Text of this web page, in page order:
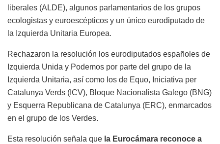
liberales (ALDE), algunos parlamentarios de los grupos
ecologistas y euroescépticos y un único eurodiputado de
la Izquierda Unitaria Europea.
Rechazaron la resolución los eurodiputados españoles de
Izquierda Unida y Podemos por parte del grupo de la
Izquierda Unitaria, así como los de Equo, Iniciativa per
Catalunya Verds (ICV), Bloque Nacionalista Galego (BNG)
y Esquerra Republicana de Catalunya (ERC), enmarcados
en el grupo de los Verdes.
Esta resolución señala que la Eurocámara reconoce a